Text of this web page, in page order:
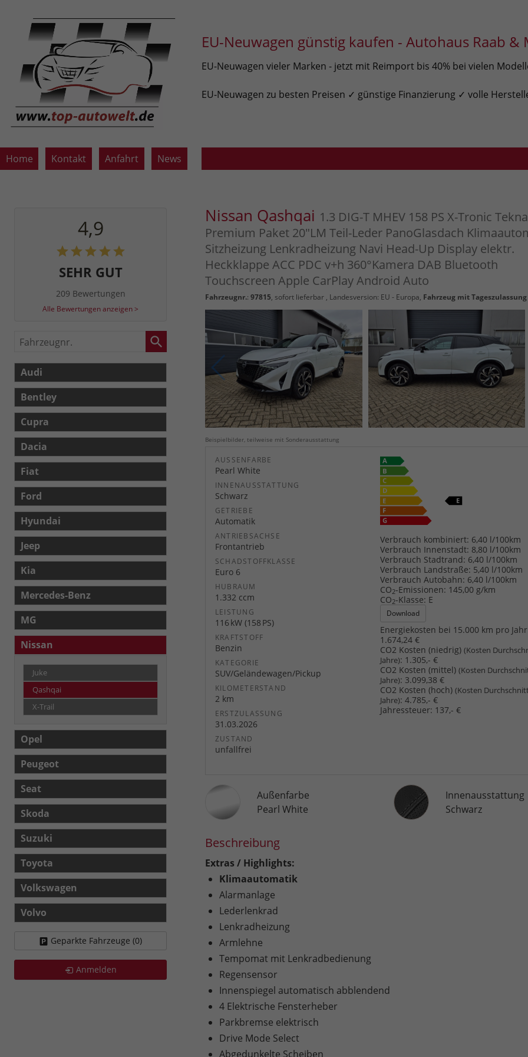
EU-Neuwagen günstig kaufen - Autohaus Raab &
EU-Neuwagen vieler Marken - jetzt mit Reimport bis 40% bei vielen
EU-Neuwagen zu besten Preisen ✓ günstige Finanzierung ✓ volle
Home Kontakt Anfahrt News
Nissan Qashqai 1.3 DIG-T MHEV 158 PS X-Tronic Tekna
Premium Paket 20"LM Teil-Leder PanoGlasdach
Sitzheizung Lenkradheizung Navi Head-Up Display elektr.
Heckklappe ACC PDC v+h 360°Kamera DAB Bluetooth
Touchscreen Apple CarPlay Android Auto
Fahrzeugnr.: 97815, sofort lieferbar, Landesversion: EU - Europa, Fahrzeug mit Tageszulassung
Beispielbilder, teilweise mit Sonderausstattung
AUSSENFARBE
Pearl White
INNENAUSSTATTUNG
Schwarz
GETRIEBE
Automatik
ANTRIEBSACHSE
Frontantrieb
SCHADSTOFFKLASSE
Euro 6
HUBRAUM
1.332 ccm
LEISTUNG
116 kW (158 PS)
KRAFTSTOFF
Benzin
KATEGORIE
SUV/Geländewagen/Pickup
KILOMETERSTAND
2 km
ERSTZULASSUNG
31.03.2026
ZUSTAND
unfallfrei
Verbrauch kombiniert: 6,40 l/100km
Verbrauch Innenstadt: 8,80 l/100km
Verbrauch Stadtrand: 6,40 l/100km
Verbrauch Landstraße: 5,40 l/100km
Verbrauch Autobahn: 6,40 l/100km
CO2-Emissionen: 145,00 g/km
CO2-Klasse: E
Download
Energiekosten bei 15.000 km pro
1.674,24 €
CO2 Kosten (niedrig)(Kosten
Jahre): 1.305,- €
CO2 Kosten (mittel)(Kosten
Jahre): 3.099,38 €
CO2 Kosten (hoch)(Kosten
Jahre): 4.785,- €
Jahressteuer: 137,- €
Außenfarbe
Pearl White
InnenausstattungInnenausstattung
Schwarz
Beschreibung
Extras / Highlights:
Klimaautomatik
Alarmanlage
Lederlenkrad
Lenkradheizung
Armlehne
Tempomat mit Lenkradbedienung
Regensensor
Innenspiegel automatisch abblendend
4 Elektrische Fensterheber
Parkbremse elektrisch
Drive Mode Select
Abgedunkelte Scheiben
4,9
SEHR GUT
209 Bewertungen
Alle Bewertungen anzeigen >
Fahrzeugnr.
Audi
Bentley
Cupra
Dacia
Fiat
Ford
Hyundai
Jeep
Kia
Mercedes-Benz
MG
Nissan
Juke
Qashqai
X-Trail
Opel
Peugeot
Seat
Skoda
Suzuki
Toyota
Volkswagen
Volvo
Geparkte Fahrzeuge (0)
Anmelden